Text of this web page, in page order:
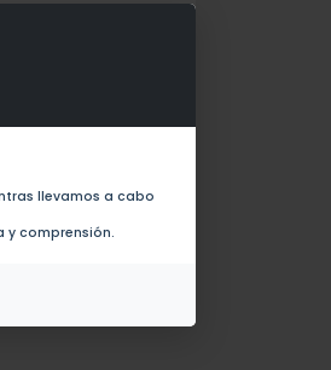
llevamos a cabo
y comprensión.
democrático moderno